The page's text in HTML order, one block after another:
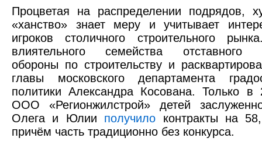
Процветая на распределении подрядов,
«ханство» знает меру и учитывает
игроков столичного строительного
влиятельного семейства отставного
обороны по строительству и
главы московского департамента
политики Александра Косована. Только в
ООО «Регионжилстрой» детей
Олега и Юлии получило контракты на
причём часть традиционно без конкурса.